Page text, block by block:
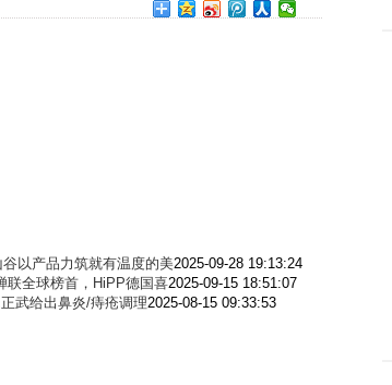
谷以产品力筑就有温度的美2025-09-28 19:13:24
联全球榜首，HiPP德国喜2025-09-15 18:51:07
武给出鼻炎/痔疮调理2025-08-15 09:33:53